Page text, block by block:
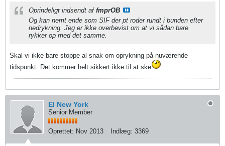
Oprindeligt indsendt af fmprOB
Og kan nemt ende som SIF der pt roder rundt i bunden efter
nedrykning. Jeg er ikke overbevist om at vi sådan bare
rykker op med det samme.
Skal vi ikke bare stoppe al snak om oprykning på nuværende
tidspunkt. Det kommer helt sikkert ikke til at ske
El New York
Senior Member
Oprettet: Nov 2013 Indlæg: 3369